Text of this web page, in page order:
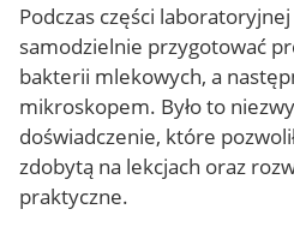
Podczas części
samodzielnie przygotować
bakterii mlekowych, a
mikroskopem. Było to
doświadczenie, które
zdobytą na lekcjach oraz
praktyczne.